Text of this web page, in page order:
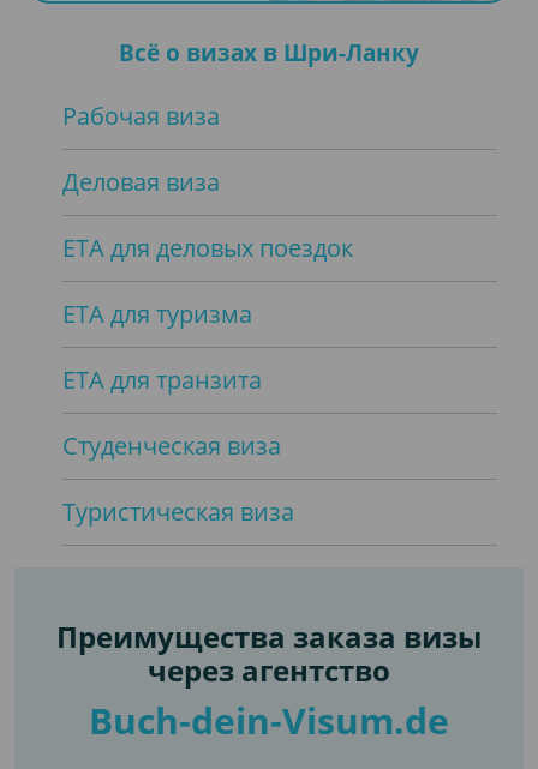
Всё о визах в Шри-Ланку
Рабочая виза
Деловая виза
ЕТА для деловых поездок
ЕТА для туризма
ЕТА для транзита
Студенческая виза
Туристическая виза
Преимущества заказа визы
через агентство
Buch-dein-Visum.de